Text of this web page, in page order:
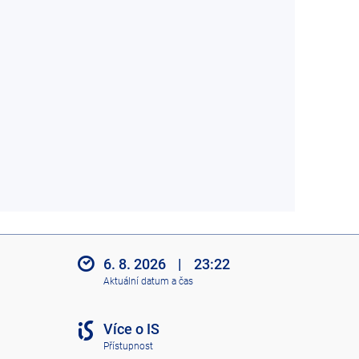
6. 8. 2026 | 23:22
Aktuální datum a čas
Více o IS
Přístupnost